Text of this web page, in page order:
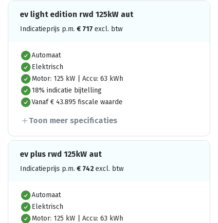
ev light edition rwd 125kW aut
Indicatieprijs p.m. € 717 excl. btw
Automaat
Elektrisch
Motor: 125 kW | Accu: 63 kWh
18% indicatie bijtelling
Vanaf € 43.895 fiscale waarde
Toon meer specificaties
ev plus rwd 125kW aut
Indicatieprijs p.m. € 742excl. btw
Automaat
Elektrisch
Motor: 125 kW | Accu: 63 kWh